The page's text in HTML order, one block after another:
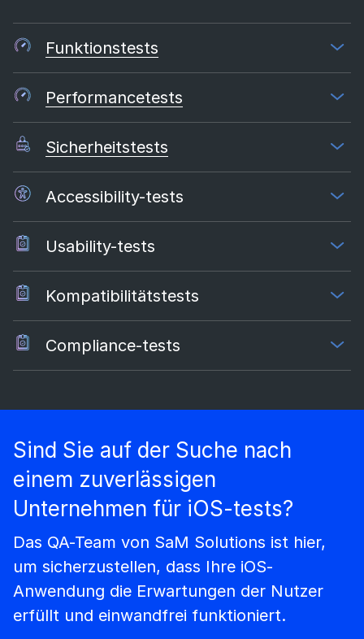
Funktionstests
Performancetests
Sicherheitstests
Accessibility-tests
Usability-tests
Kompatibilitätstests
Compliance-tests
Sind Sie auf der Suche nach
einem zuverlässigen
Unternehmen für iOS-tests?
Das QA-Team von SaM Solutions ist hier,
um sicherzustellen, dass Ihre iOS-
Anwendung die Erwartungen der Nutzer
erfüllt und einwandfrei funktioniert.